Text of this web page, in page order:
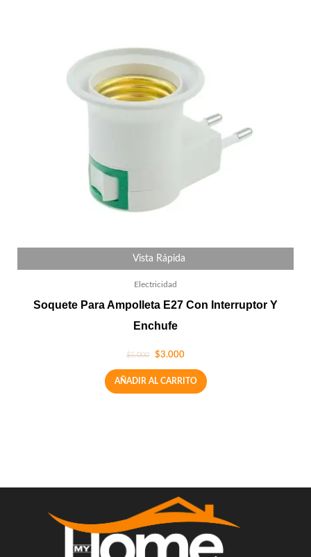
Vista Rápida
Electricidad
Soquete Para Ampolleta E27 Con Interruptor Y
Enchufe
$5.000 $3.000
AÑADIR AL CARRITO